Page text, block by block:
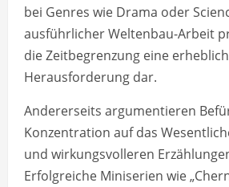
bei Genres wie Drama oder
ausführlicher Weltenbau-Arbeit
die Zeitbegrenzung eine
Herausforderung dar.
Andererseits argumentieren
Konzentration auf das
und wirkungsvolleren
Erfolgreiche Miniserien wie